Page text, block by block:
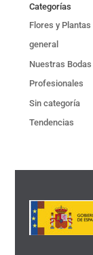
Categorías
Flores y Plantas
general
Nuestras Bodas
Profesionales
Sin categoría
Tendencias